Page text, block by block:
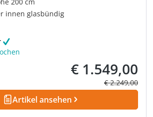
innen glasbündig
Verkaufspreis:
€ 1.549,00
Regulärer
€ 2.249,00
Artikel ansehen